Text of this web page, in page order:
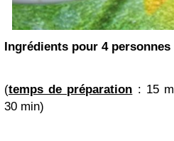
Ingrédients pour 4 personnes
(temps de préparation : 15
30 min)